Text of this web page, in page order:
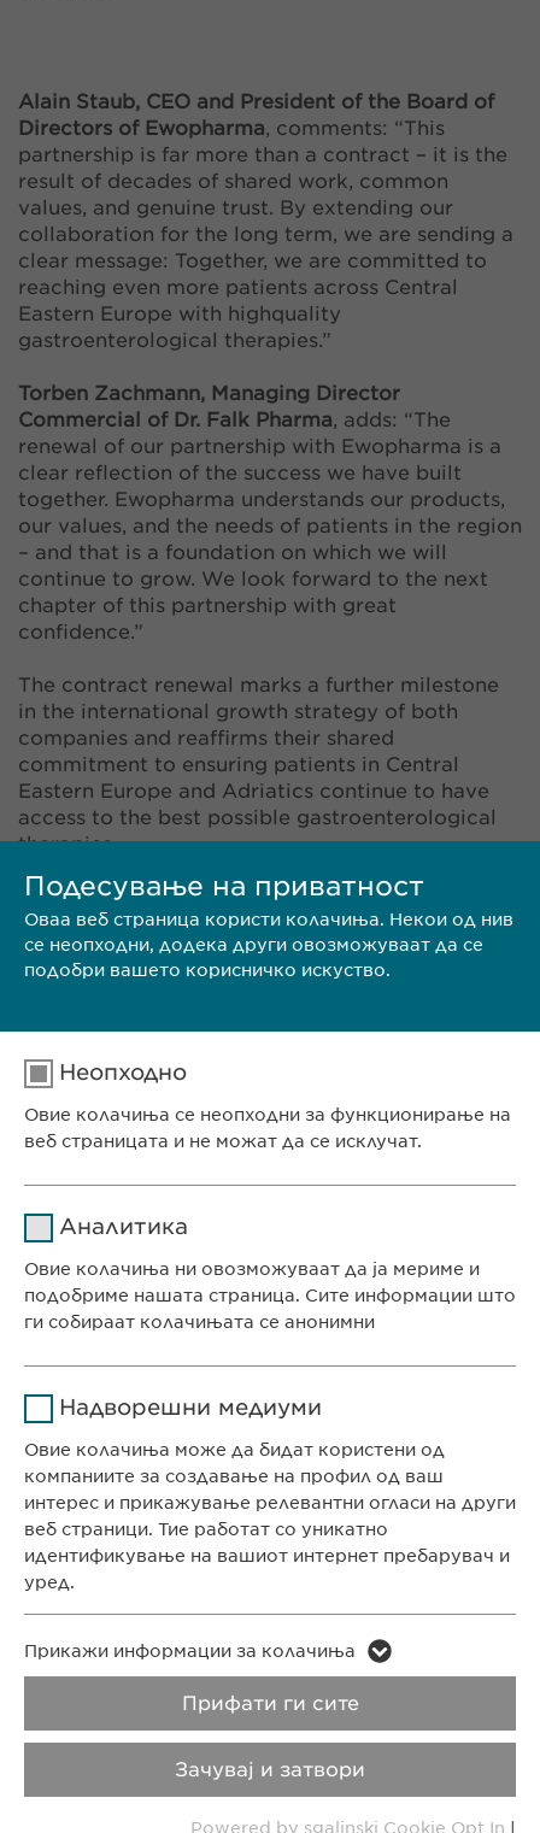
Alain Staub, CEO and President of the Board of
Directors of Ewopharma, comments: “This
partnership is far more than a contract – it is the
result of decades of shared work, common
values, and genuine trust. By extending our
collaboration for the long term, we are sending a
clear message: Together, we are committed to
reaching even more patients across Central
Eastern Europe with highquality
gastroenterological therapies.”
Torben Zachmann, Managing Director
Commercial of Dr. Falk Pharma, adds: “The
renewal of our partnership with Ewopharma is a
clear reflection of the success we have built
together. Ewopharma understands our products,
our values, and the needs of patients in the region
– and that is a foundation on which we will
continue to grow. We look forward to the next
chapter of this partnership with great
confidence.”
The contract renewal marks a further milestone
in the international growth strategy of both
companies and reaffirms their shared
commitment to ensuring patients in Central
Eastern Europe and Adriatics continue to have
access to the best possible gastroenterological
therapies.
<< BACK
Евофарма АГ Претставништво Скопје
Антон Попов 1-2/3
Скопје, Северна Македонија
КОНТАКТ
info@ewopharma.mk
Заштита на лични
податоци
Политика на
колачиња
Импресум Правни напомени
Подесување на приватност
Оваа веб страница користи колачиња. Некои од нив
се неопходни, додека други овозможуваат да се
подобри вашето корисничко искуство.
Неопходно
Овие колачиња се неопходни за функционирање на
веб страницата и не можат да се исклучат.
sgalinski
Времетраење
Цел
согласност за колачиња
Аналитика
Овие колачиња ни овозможуваат да ја мериме и
подобриме нашата страница. Сите информации што
ги собираат колачињата се анонимни
Google
Времетраење
Име vuid
услуги
Vimeo
2 years
Надворешни медиуми
Овие колачиња може да бидат користени од
компаниите за создавање на профил од ваш
интерес и прикажување релевантни огласи на други
веб страници. Тие работат со уникатно
идентификување на вашиот интернет пребарувач и
уред.
LinkedIn
2 години
Прикажи информации за колачиња
Зачувај и затвори
Прифати ги сите
Powered by sgalinski Cookie Opt In